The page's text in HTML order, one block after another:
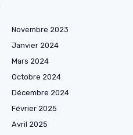
Novembre 2023
Janvier 2024
Mars 2024
Octobre 2024
Décembre 2024
Février 2025
Avril 2025